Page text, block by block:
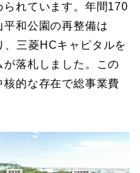
られています。年間170
和公園の再整備は
三菱HCキャピタルを
落札しました。この
的な存在で総事業費